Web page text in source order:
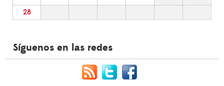
28
Síguenos en las redes